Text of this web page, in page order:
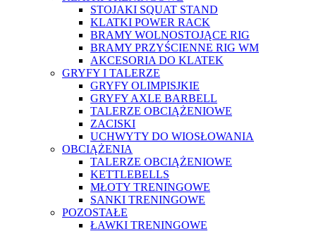
STOJAKI SQUAT STAND
KLATKI POWER RACK
BRAMY WOLNOSTOJĄCE RIG
BRAMY PRZYŚCIENNE RIG WM
AKCESORIA DO KLATEK
GRYFY I TALERZE
GRYFY OLIMPISJKIE
GRYFY AXLE BARBELL
TALERZE OBCIĄŻENIOWE
ZACISKI
UCHWYTY DO WIOSŁOWANIA
OBCIĄŻENIA
TALERZE OBCIĄŻENIOWE
KETTLEBELLS
MŁOTY TRENINGOWE
SANKI TRENINGOWE
POZOSTAŁE
ŁAWKI TRENINGOWE